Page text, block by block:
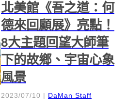
創作系列以...
北美館《吾之道：何
德來回顧展》亮點！
8大主題回望大師筆
下的故鄉、宇宙心象
風景
2023/07/10 | DaMan Staff